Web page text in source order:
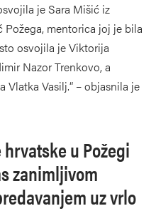
je Sara Mišić iz
Požega, mentorica joj je bila
osvojila je Viktorija
Nazor Trenkovo, a
Vlatka Vasilj.“ – objasnila je
u Požegi
zanimljivom
uz vrlo